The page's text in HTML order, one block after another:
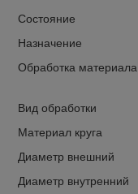
Состояние
Назначение
Обработка материала
Вид обработки
Материал круга
Диаметр внешний
Диаметр внутренний